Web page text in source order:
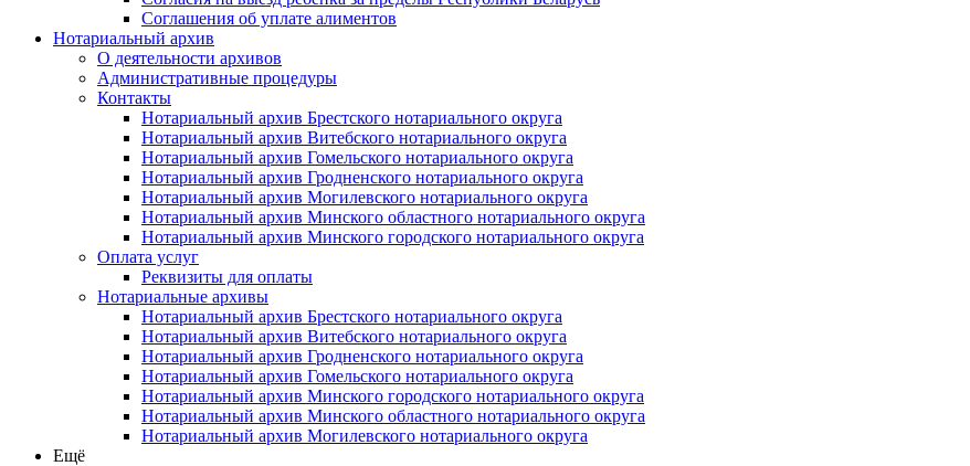
Соглашения об уплате алиментов
Нотариальный архив
О деятельности архивов
Административные процедуры
Контакты
Нотариальный архив Брестского нотариального округа
Нотариальный архив Витебского нотариального округа
Нотариальный архив Гомельского нотариального округа
Нотариальный архив Гродненского нотариального округа
Нотариальный архив Могилевского нотариального округа
Нотариальный архив Минского областного нотариального округа
Нотариальный архив Минского городского нотариального округа
Оплата услуг
Реквизиты для оплаты
Нотариальные архивы
Нотариальный архив Брестского нотариального округа
Нотариальный архив Витебского нотариального округа
Нотариальный архив Гродненского нотариального округа
Нотариальный архив Гомельского нотариального округа
Нотариальный архив Минского городского нотариального округа
Нотариальный архив Минского областного нотариального округа
Нотариальный архив Могилевского нотариального округа
Ещё